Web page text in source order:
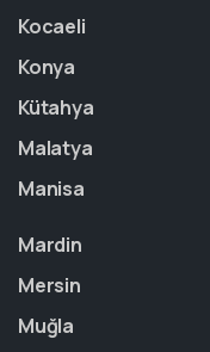
Kocaeli
Konya
Kütahya
Malatya
Manisa
Mardin
Mersin
Muğla